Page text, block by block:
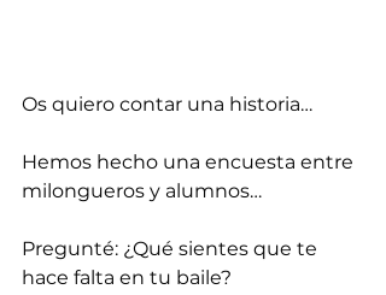
Os quiero contar una historia…
Hemos hecho una encuesta entre
milongueros y alumnos…
Pregunté: ¿Qué sientes que te
hace falta en tu baile?